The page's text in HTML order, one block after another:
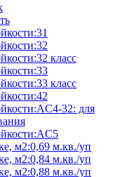
класс
класс
32: для
м2:0,69 м.кв./уп
м2:0,84 м.кв./уп
м2:0,88 м.кв./уп